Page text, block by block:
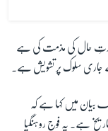
صورتِ حال کی مذمت کی ہے
جاری سلوک پر تشویش ہے۔
بیان میں کہا ہے کہ
ہے۔ یہ فوج روہنگیا